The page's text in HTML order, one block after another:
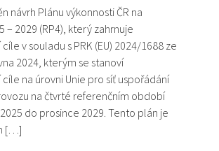
návrh Plánu výkonnosti ČR na
– 2029 (RP4), který zahrnuje
v souladu s PRK (EU) 2024/1688 ze
2024, kterým se stanoví
na úrovni Unie pro síť uspořádání
na čtvrté referenčním období
do prosince 2029. Tento plán je
[…]